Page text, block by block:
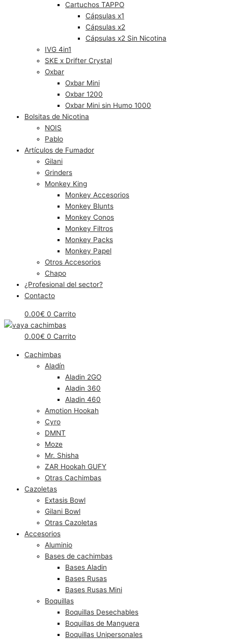
Cartuchos TAPPO
Cápsulas x1
Cápsulas x2
Cápsulas x2 Sin Nicotina
IVG 4in1
SKE x Drifter Crystal
Oxbar
Oxbar Mini
Oxbar 1200
Oxbar Mini sin Humo 1000
Bolsitas de Nicotina
NOIS
Pablo
Artículos de Fumador
Gilani
Grinders
Monkey King
Monkey Accesorios
Monkey Blunts
Monkey Conos
Monkey Filtros
Monkey Packs
Monkey Papel
Otros Accesorios
Chapo
¿Profesional del sector?
Contacto
0.00€ 0 Carrito
0.00€ 0 Carrito
Cachimbas
Aladín
Aladin 2GO
Aladin 360
Aladin 460
Amotion Hookah
Cyro
DMNT
Moze
Mr. Shisha
ZAR Hookah GUFY
Otras Cachimbas
Cazoletas
Extasis Bowl
Gilani Bowl
Otras Cazoletas
Accesorios
Aluminio
Bases de cachimbas
Bases Aladin
Bases Rusas
Bases Rusas Mini
Boquillas
Boquillas Desechables
Boquillas de Manguera
Boquillas Unipersonales